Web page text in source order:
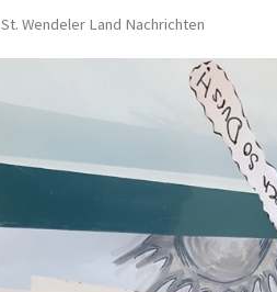
St. Wendeler Land Nachrichten